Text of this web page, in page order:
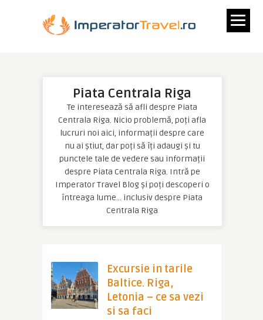
Piata Centrala Riga
Te interesează să afli despre Piata
Centrala Riga. Nicio problemă, poți afla
lucruri noi aici, informații despre care
nu ai știut, dar poți să îți adaugi și tu
punctele tale de vedere sau informații
despre Piata Centrala Riga. Intră pe
Imperator Travel Blog și poți descoperi o
întreaga lume… inclusiv despre Piata
Centrala Riga
Excursie in tarile
Baltice. Riga,
Letonia – ce sa vezi
si sa faci